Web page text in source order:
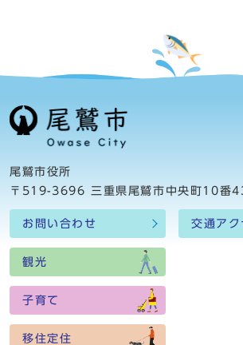
尾鷲市役所
〒519-3696 三重県尾鷲市中央町10番
お問い合わせ 交通アク
観光
子育て
移住定住